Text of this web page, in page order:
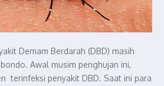
Demam Berdarah (DBD) masih
Awal musim penghujan ini,
terinfeksi penyakit DBD. Saat ini para